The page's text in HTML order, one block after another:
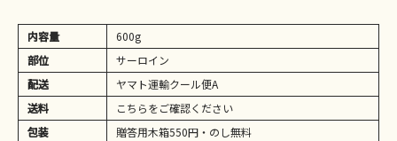
内容量
600g
部位
サーロイン
配送
ヤマト運輸クール便A
送料
こちらをご確認ください
包装
贈答用木箱550円・のし無料